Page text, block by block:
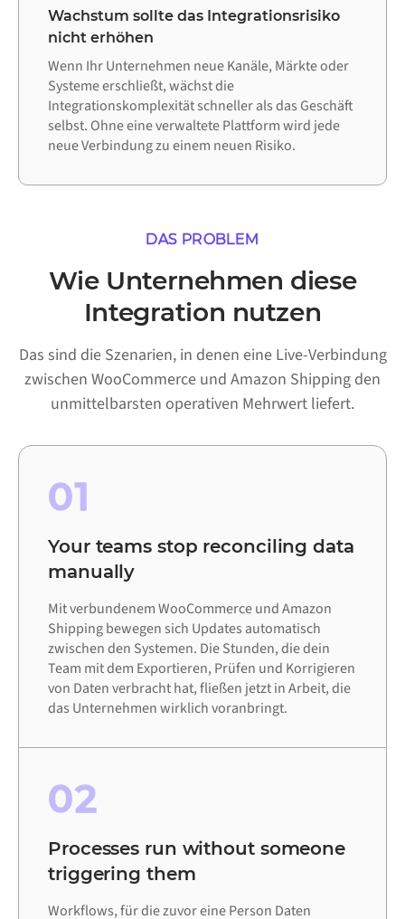
Wachstum sollte das Integrationsrisiko
nicht erhöhen
Wenn Ihr Unternehmen neue Kanäle, Märkte oder
Systeme erschließt, wächst die
Integrationskomplexität schneller als das Geschäft
selbst. Ohne eine verwaltete Plattform wird jede
neue Verbindung zu einem neuen Risiko.
DAS PROBLEM
Wie Unternehmen diese
Integration nutzen
Das sind die Szenarien, in denen eine Live-Verbindung
zwischen WooCommerce und Amazon Shipping den
unmittelbarsten operativen Mehrwert liefert.
01
Your teams stop reconciling data
manually
Mit verbundenem WooCommerce und Amazon
Shipping bewegen sich Updates automatisch
zwischen den Systemen. Die Stunden, die dein
Team mit dem Exportieren, Prüfen und Korrigieren
von Daten verbracht hat, fließen jetzt in Arbeit, die
das Unternehmen wirklich voranbringt.
02
Processes run without someone
triggering them
Workflows, für die zuvor eine Person Daten